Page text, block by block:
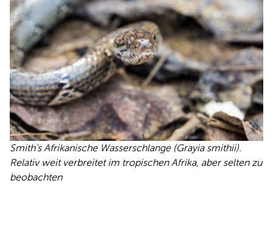
Smith’s Afrikanische Wasserschlange (Grayia smithii).
Relativ weit verbreitet im tropischen Afrika, aber selten zu
beobachten